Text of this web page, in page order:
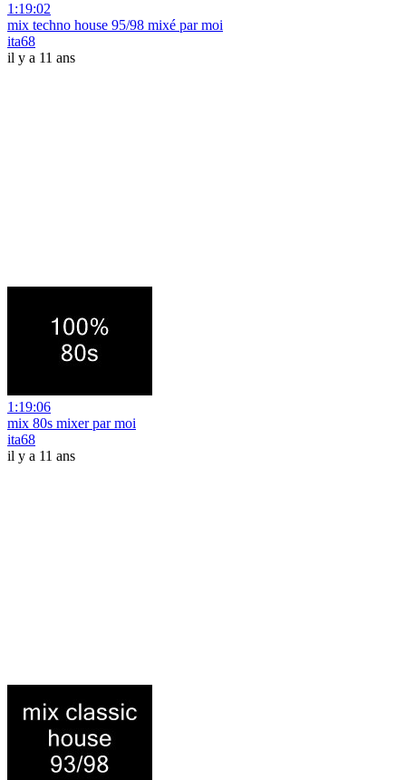
1:19:02
mix techno house 95/98 mixé par moi
ita68
il y a 11 ans
1:19:06
mix 80s mixer par moi
ita68
il y a 11 ans